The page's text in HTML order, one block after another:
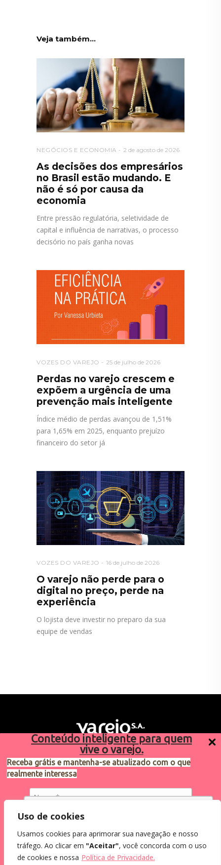
Conteúdo inteligente para quem
vive o varejo.
Receba grátis e mantenha-se atualizado com o que
realmente interessa
Eu concordo em receber comunicações.
Ao informar meus dados, eu concordo com a
Utilizamos cookies para oferecer melhor
como você interage em nosso site e
personalizar conteúdo.
Uso de cookies
Usamos cookies para aprimorar sua navegação e nosso
tráfego. Ao clicar em "Aceitar", você concorda com o uso
de cookies e nossa Política de Privacidade.
Veja também...
NEGÓCIOS E ECONOMIA 2 de agosto de 2026
As decisões dos empresários
no Brasil estão mudando. E
não é só por causa da
economia
Entre pressão regulatória, seletividade de
capital e influência de narrativas, o processo
decisório no país ganha novas
VOZES DO VAREJO 25 de julho de 2026
Perdas no varejo crescem e
expõem a urgência de uma
prevenção mais inteligente
Índice médio de perdas avançou de 1,51%
para 1,65% em 2025, enquanto prejuízo
financeiro do setor já
VOZES DO VAREJO 16 de julho de 2026
O varejo não perde para o
digital no preço, perde na
experiência
O lojista deve investir no preparo da sua
equipe de vendas
Sugestões de pauta
varejosa@cndl.org.br
2024®. Todos os direitos reservados.